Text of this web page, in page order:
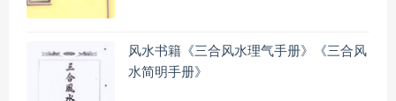
风水书籍《三合风水理气手册》《三合风
水简明手册》